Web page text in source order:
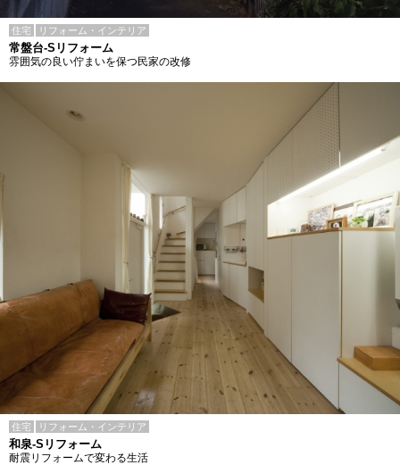
住宅 リフォーム・インテリア
常盤台-Sリフォーム
雰囲気の良い佇まいを保つ民家の改修
住宅 リフォーム・インテリア
和泉-Sリフォーム
耐震リフォームで変わる生活